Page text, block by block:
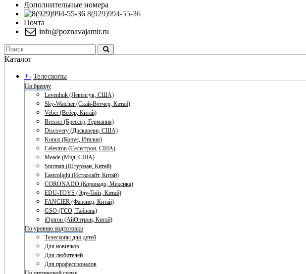
Дополнительные номера
8(929)994-55-36
Почта
info@poznavajamir.ru
Каталог
+- Телескопы
По бренду
Levenhuk (Левенгук, США)
Sky-Watcher (Скай-Вотчер, Китай)
Veber (Вебер, Китай)
Bresser (Брессер, Германия)
Discovery (Дискавери, США)
Konus (Конус, Италия)
Celestron (Селестрон, США)
Meade (Мид, США)
Sturman (Штурман, Китай)
Eastcolight (Истколайт, Китай)
CORONADO (Коронадо, Мексика)
EDU-TOYS (Эду-Тойз, Китай)
FANCIER (Фансиер, Китай)
GSO (ГСО, Тайвань)
iOptron (АйОптрон, Китай)
По уровню подготовки
Телескопы для детей
Для новичков
Для любителей
Для профессионалов